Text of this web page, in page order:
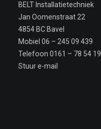
BELT Installatietechniek
Jan Oomenstraat 22
4854 BC Bavel
Mobiel 06 – 245 09 439
Telefoon 0161 – 78 54 19
Stuur e-mail